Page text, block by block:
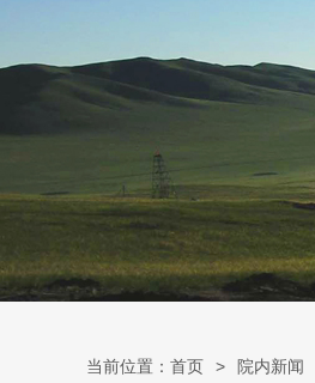
当前位置：首页 院内新闻